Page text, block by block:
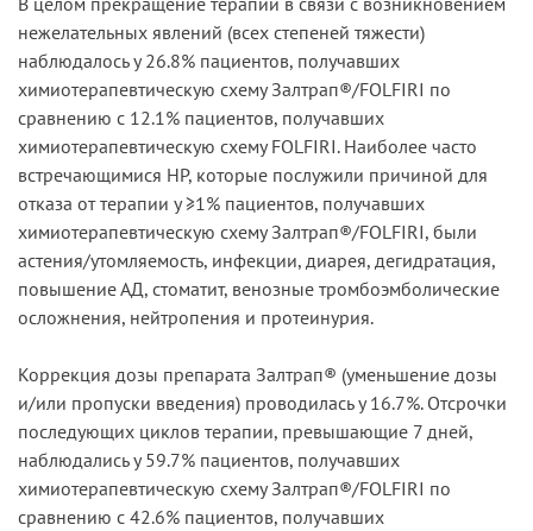
нежелательных явлений (всех степеней тяжести)
наблюдалось у 26.8% пациентов, получавших
химиотерапевтическую схему Зaлтpaп®/FOLFIRI по
сравнению с 12.1% пациентов, получавших
химиотерапевтическую схему FOLFIRI. Наиболее часто
встречающимися НР, которые послужили причиной для
отказа от терапии у ≥1% пациентов, получавших
химиотерапевтическую схему Зaлтpaп®/FOLFIRI, были
астения/утомляемость, инфекции, диарея, дегидратация,
повышение АД, стоматит, венозные тромбоэмболические
осложнения, нейтропения и протеинурия.
Коррекция дозы препарата Залтрап® (уменьшение дозы
и/или пропуски введения) проводилась у 16.7%. Отсрочки
последующих циклов терапии, превышающие 7 дней,
наблюдались у 59.7% пациентов, получавших
химиотерапевтическую схему Зaлтpaп®/FOLFIRI по
сравнению с 42.6% пациентов, получавших